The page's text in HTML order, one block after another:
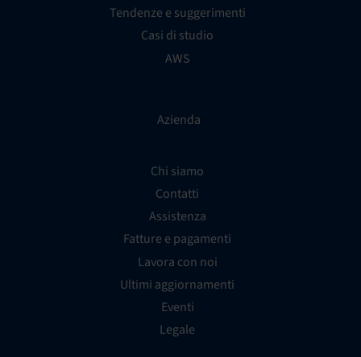
Tendenze e suggerimenti
Casi di studio
AWS
Azienda
Chi siamo
Contatti
Assistenza
Fatture e pagamenti
Lavora con noi
Ultimi aggiornamenti
Eventi
Legale